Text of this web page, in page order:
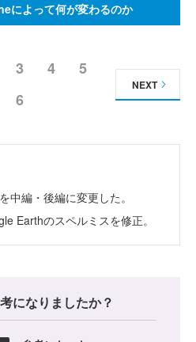
によって何が変わるのか
3 4
5
6
NEXT
編・後編に変更した。
Earthのスペルミスを修正。
になりましたか？